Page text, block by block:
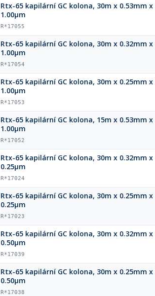
Rtx-65 kapilární GC kolona, 30m x 0.53mm x
1.00μm
R*17055
Rtx-65 kapilární GC kolona, 30m x 0.32mm x
1.00μm
R*17054
Rtx-65 kapilární GC kolona, 30m x 0.25mm x
1.00μm
R*17053
Rtx-65 kapilární GC kolona, 15m x 0.53mm x
1.00μm
R*17052
Rtx-65 kapilární GC kolona, 30m x 0.32mm x
0.25μm
R*17024
Rtx-65 kapilární GC kolona, 30m x 0.25mm x
0.25μm
R*17023
Rtx-65 kapilární GC kolona, 30m x 0.32mm x
0.50μm
R*17039
Rtx-65 kapilární GC kolona, 30m x 0.25mm x
0.50μm
R*17038